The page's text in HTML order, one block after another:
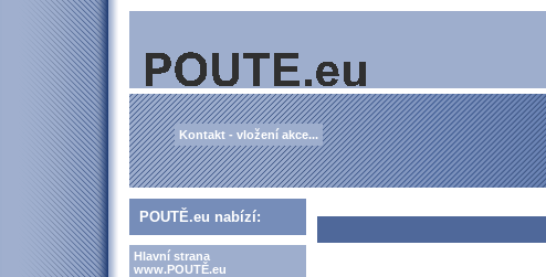
Kontakt - vložení akce...
POUTĚ.eu nabízí:
Hlavní strana
www.POUTĚ.eu